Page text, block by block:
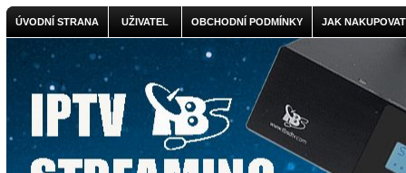
ÚVODNÍ STRANA UŽIVATEL OBCHODNÍ PODMÍNKY JAK NAKUPOVAT